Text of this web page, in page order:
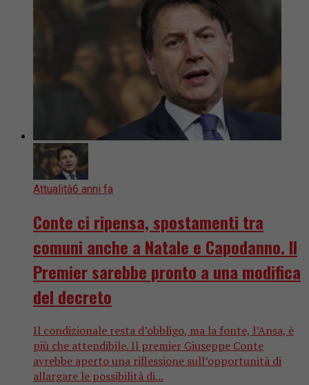
Attualità6 anni fa
Conte ci ripensa, spostamenti tra
comuni anche a Natale e Capodanno. Il
Premier sarebbe pronto a una modifica
del decreto
Il condizionale resta d’obbligo, ma la fonte, l’Ansa, è
più che attendibile. Il premier Giuseppe Conte
avrebbe aperto una riflessione sull’opportunità di
allargare le possibilità di...